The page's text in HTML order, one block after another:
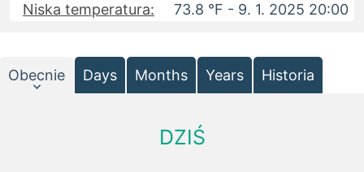
Niska temperatura:
73.8 °F - 9. 1. 2025 20:00
Obecnie Days Months Years Historia
DZIŚ